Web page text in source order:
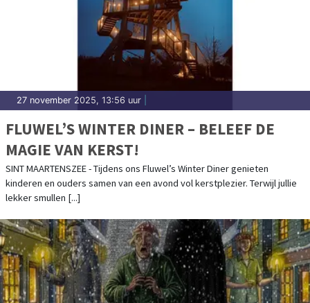
27 november 2025, 13:56 uur
FLUWEL’S WINTER DINER – BELEEF DE
MAGIE VAN KERST!
SINT MAARTENSZEE - Tijdens ons Fluwel’s Winter Diner genieten
kinderen en ouders samen van een avond vol kerstplezier. Terwijl jullie
lekker smullen [...]